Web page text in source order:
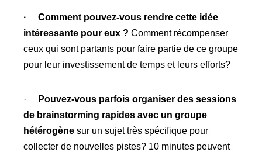
· Comment pouvez-vous rendre cette idée
intéressante pour eux ? Comment récompenser
ceux qui sont partants pour faire partie de ce groupe
pour leur investissement de temps et leurs efforts?
·
Pouvez-vous parfois organiser des sessions
de brainstorming rapides avec un groupe
hétérogène sur un sujet très spécifique pour
collecter de nouvelles pistes? 10 minutes peuvent